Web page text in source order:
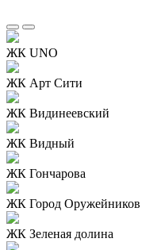
ЖК UNO
ЖК Арт Сити
ЖК Видинеевский
ЖК Видный
ЖК Гончарова
ЖК Город Оружейников
ЖК Зеленая долина